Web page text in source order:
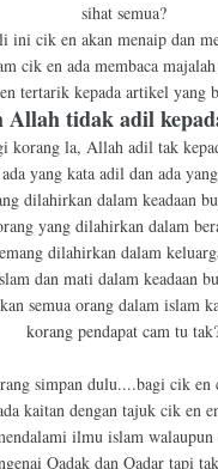
sihat semua?
ini cik en akan menaip dan
cik en ada membaca
tertarik kepada artikel yang
Allah tidak adil
korang la, Allah adil tak
yang kata adil dan ada
dilahirkan dalam keadaan
yang dilahirkan dalam
dilahirkan dalam
dan mati dalam keadaan
semua orang dalam islam
korang pendapat cam tu
simpan dulu....bagi cik en
kaitan dengan tajuk cik en
ilmu islam walaupun
Qadak dan Qadar tapi